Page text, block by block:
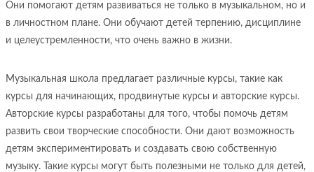
Они помогают детям развиваться не только в музыкальном, но и
в личностном плане. Они обучают детей терпению, дисциплине
и целеустремленности, что очень важно в жизни.
Музыкальная школа предлагает различные курсы, такие как
курсы для начинающих, продвинутые курсы и авторские курсы.
Авторские курсы разработаны для того, чтобы помочь детям
развить свои творческие способности. Они дают возможность
детям экспериментировать и создавать свою собственную
музыку. Такие курсы могут быть полезными не только для детей,